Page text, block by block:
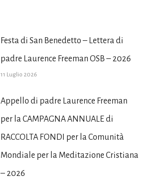
Festa di San Benedetto – Lettera di
padre Laurence Freeman OSB – 2026
11 Luglio 2026
Appello di padre Laurence Freeman
per la CAMPAGNA ANNUALE di
RACCOLTA FONDI per la Comunità
Mondiale per la Meditazione Cristiana
– 2026